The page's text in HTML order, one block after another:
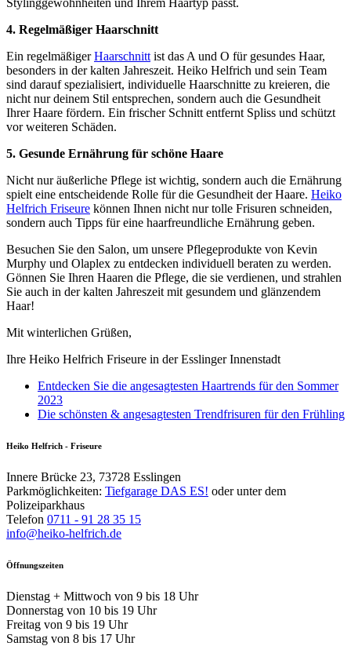
4. Regelmäßiger Haarschnitt
Ein regelmäßigerHaarschnitt ist das A und O für gesundes Haar,
besonders in der kalten Jahreszeit. Heiko Helfrich und sein Team
sind darauf spezialisiert, individuelle Haarschnitte zu kreieren, die
nicht nur deinem Stil entsprechen, sondern auch die Gesundheit
Ihrer Haare fördern. Ein frischer Schnitt entfernt Spliss und schützt
vor weiteren Schäden.
5. Gesunde Ernährung für schöne Haare
Nicht nur äußerliche Pflege ist wichtig, sondern auch die Ernährung
spielt eine entscheidende Rolle für die Gesundheit der Haare. Heiko
Helfrich Friseure können Ihnen nicht nur tolle Frisuren schneiden,
sondern auch Tipps für eine haarfreundliche Ernährung geben.
Besuchen Sie den Salon, um unsere Pflegeprodukte von Kevin
Murphy und Olaplex zu entdecken individuell beraten zu werden.
Gönnen Sie Ihren Haaren die Pflege, die sie verdienen, und strahlen
Sie auch in der kalten Jahreszeit mit gesundem und glänzendem
Haar!
Mit winterlichen Grüßen,
Ihre Heiko Helfrich Friseure in der Esslinger Innenstadt
Entdecken Sie die angesagtesten Haartrends für den Sommer
2023
Die schönsten & angesagtesten Trendfrisuren für den Frühling
Heiko Helfrich - Friseure
Innere Brücke 23, 73728 Esslingen
Parkmöglichkeiten: Tiefgarage DAS ES! oder unter dem
Polizeiparkhaus
Telefon 0711 - 91 28 35 15
info@heiko-helfrich.de
Öffnungszeiten
Dienstag + Mittwoch von 9 bis 18 Uhr
Donnerstag von 10 bis 19 Uhr
Freitag von 9 bis 19 Uhr
Samstag von 8 bis 17 Uhr